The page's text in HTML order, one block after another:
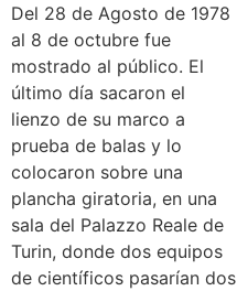
Del 28 de Agosto de 1978
al 8 de octubre fue
mostrado al público. El
último día sacaron el
lienzo de su marco a
prueba de balas y lo
colocaron sobre una
plancha giratoria, en una
sala del Palazzo Reale de
Turin, donde dos equipos
de científicos pasarían dos